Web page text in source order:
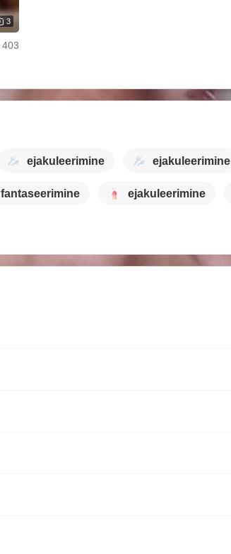
3
403
ejakuleerimine ejakuleerimine
fantaseerimine ejakuleerimine